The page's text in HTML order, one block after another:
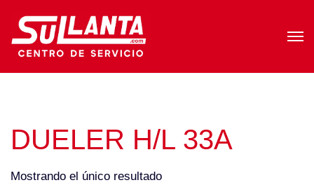
DUELER H/L 33A
Mostrando el único resultado